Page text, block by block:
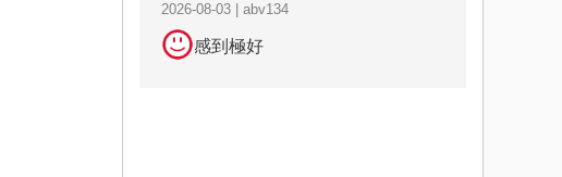
2026-08-03 | abv134
感到極好